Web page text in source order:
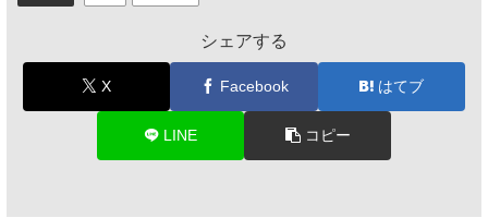
シェアする
X Facebook はてブ
LINE コピー